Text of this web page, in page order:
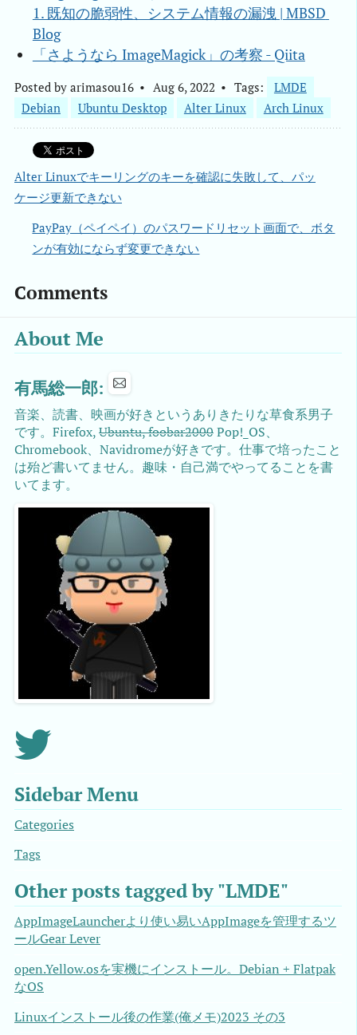
1. 既知の脆弱性、システム情報の漏洩 | MBSD
Blog
「さようなら ImageMagick」の考察 - Qiita
Posted by arimasou16 Aug 6, 2022 Tags:
LMDE
Debian
Ubuntu Desktop Alter Linux Arch Linux
Alter Linuxでキーリングのキーを確認に失敗して、パッ
ケージ更新できない
PayPay（ペイペイ）のパスワードリセット画面で、ボタ
ンが有効にならず変更できない
Comments
About Me
有馬総一郎:
音楽、読書、映画が好きというありきたりな草食系男子
です。Firefox,Ubuntu, foobar2000Pop!_OS、
Chromebook、Navidromeが好きです。仕事で培ったこと
は殆ど書いてません。趣味・自己満でやってることを書
いてます。
Sidebar Menu
Categories
Tags
Other posts tagged by "LMDE"
AppImageLauncherより使い易いAppImageを管理するツ
ールGear Lever
open.Yellow.osを実機にインストール。Debian + Flatpak
なOS
Linuxインストール後の作業(俺メモ)2023 その3